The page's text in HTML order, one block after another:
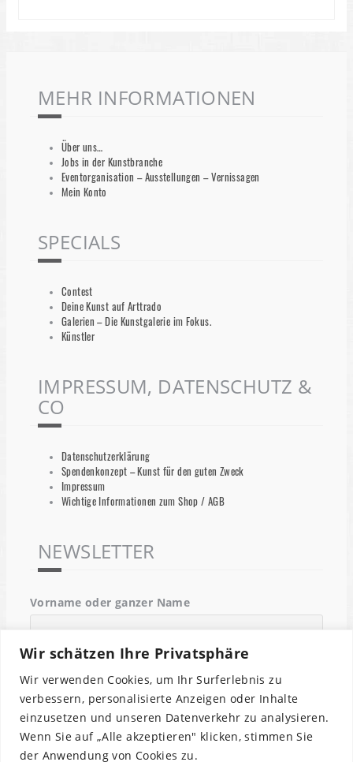
Wir schätzen Ihre Privatsphäre
Wir verwenden Cookies, um Ihr Surferlebnis zu
verbessern, personalisierte Anzeigen oder Inhalte
einzusetzen und unseren Datenverkehr zu analysieren.
Wenn Sie auf „Alle akzeptieren" klicken, stimmen Sie
der Anwendung von Cookies zu.
MEHR INFORMATIONEN
Über uns…
Jobs in der Kunstbranche
Eventorganisation – Ausstellungen – Vernissagen
Mein Konto
SPECIALS
Contest
Deine Kunst auf Arttrado
Galerien – Die Kunstgalerie im Fokus.
Künstler
IMPRESSUM, DATENSCHUTZ &
CO
Datenschutzerklärung
Spendenkonzept – Kunst für den guten Zweck
Impressum
Wichtige Informationen zum Shop / AGB
NEWSLETTER
Vorname oder ganzer Name
Email
Indem Du fortfährst, akzeptierst Du unsere
Datenschutzerklärung.